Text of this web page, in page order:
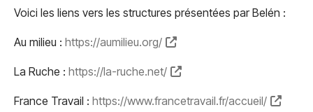
Voici les liens vers les structures présentées par Belén :
Au milieu : https://aumilieu.org/
La Ruche : https://la-ruche.net/
France Travail : https://www.francetravail.fr/accueil/